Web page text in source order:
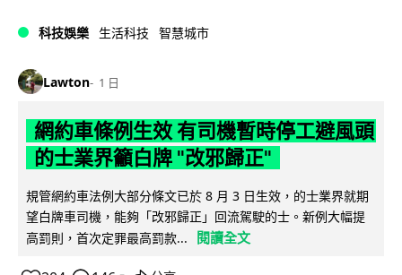
科技娛樂 生活科技 智慧城市
Lawton 1 日
網約車條例生效 有司機暫時停工避風頭
的士業界籲白牌 "改邪歸正"
規管網約車法例大部分條文已於 8 月 3 日生效，的士業界就期
望白牌車司機，能夠「改邪歸正」回流駕駛的士。新例大幅提
高罰則，首次定罪最高罰款...
閱讀全文